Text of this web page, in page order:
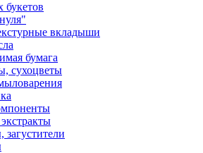
вкладыши
бумага
сухоцветы
загустители